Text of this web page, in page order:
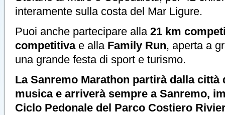
interamente sulla costa del Mar Ligure.
Puoi anche partecipare alla 21 km
competitivae allaFamily Run, aperta a
una grande festa di sport e turismo.
La Sanremo Marathon partirà dalla città
musica e arriverà sempre a Sanremo,
Ciclo Pedonale del Parco Costiero